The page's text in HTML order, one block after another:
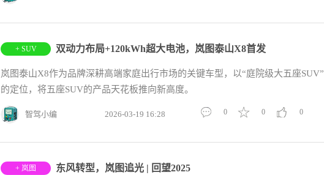
+ SUV 双动力布局+120kWh超大电池，岚图泰山X8首发
岚图泰山X8作为品牌深耕高端家庭出行市场的关键车型，以“庭院级大五座SUV”
的定位，将五座SUV的产品天花板推向新高度。
智驾小编 2026-03-19 16:28 0
0
0
+ 岚图 东风转型，岚图追光 | 回望2025